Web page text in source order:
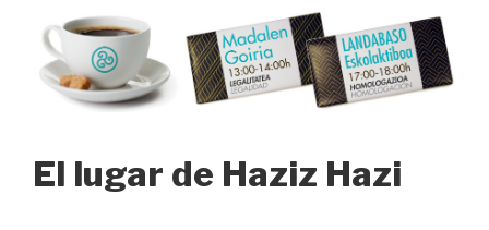
El lugar de Haziz Hazi